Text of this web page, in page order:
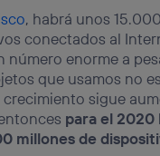
, habrá unos
conectados al
número enorme a
que usamos no
crecimiento sigue
para el 2020
millones de